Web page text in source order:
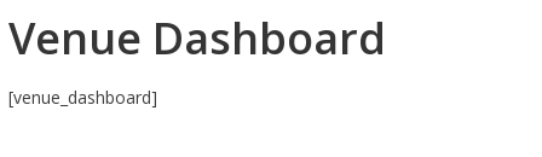
Venue Dashboard
[venue_dashboard]